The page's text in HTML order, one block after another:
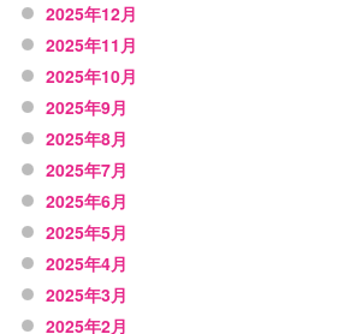
2025年12月
2025年11月
2025年10月
2025年9月
2025年8月
2025年7月
2025年6月
2025年5月
2025年4月
2025年3月
2025年2月